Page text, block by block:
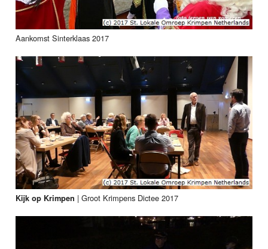
Aankomst Sinterklaas 2017
Kijk op Krimpen |Groot Krimpens Dictee 2017